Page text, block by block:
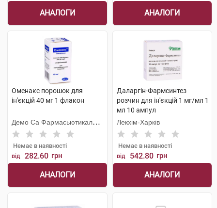
АНАЛОГИ АНАЛОГИ
Оменакс порошок для
ін'єкцій 40 мг 1 флакон
Демо Са Фармасьютикал
Індастрі
Немає в наявності
від 282.60 грн
АНАЛОГИ
Даларгін-Фармсинтез
розчин для ін'єкцій 1 мг/мл 1
мл 10 ампул
Лекхім-Харків
Немає в наявності
від 542.80 грн
АНАЛОГИ